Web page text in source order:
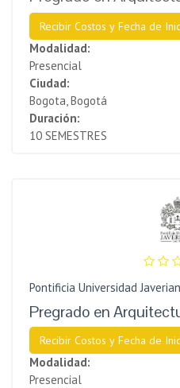
Recibir Costos y Fecha de
Modalidad:
Presencial
Ciudad:
Bogota, Bogotá
Duración:
10 SEMESTRES
Pontificia Universidad
Pregrado en
Recibir Costos y Fecha de
Modalidad:
Presencial